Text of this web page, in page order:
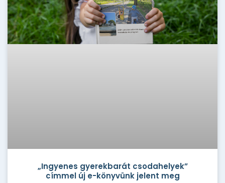
„Ingyenes gyerekbarát csodahelyek”
címmel új e-könyvünk jelent meg